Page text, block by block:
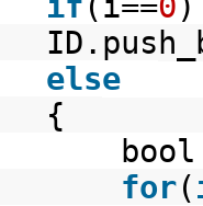
else
for(